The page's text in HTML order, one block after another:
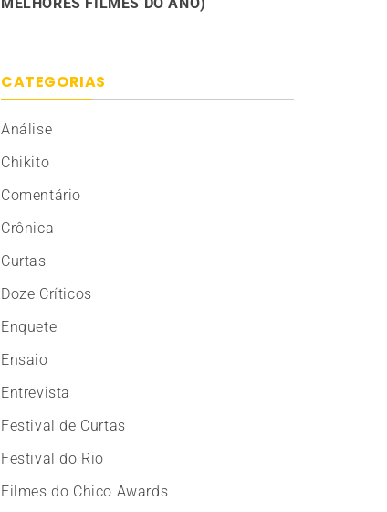
CATEGORIAS
Análise
Chikito
Comentário
Crônica
Curtas
Doze Críticos
Enquete
Ensaio
Entrevista
Festival de Curtas
Festival do Rio
Filmes do Chico Awards